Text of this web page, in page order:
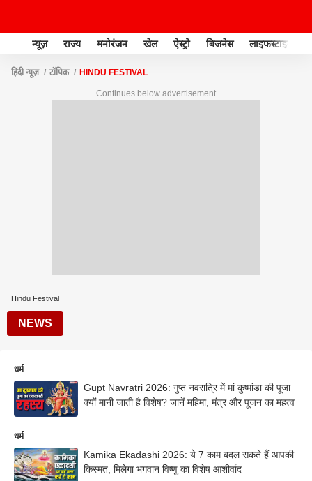
न्यूज़ राज्य मनोरंजन खेल ऐस्ट्रो बिजनेस लाइफस्टाइल
हिंदी न्यूज़ टॉपिक HINDU FESTIVAL
Continues below advertisement
Hindu Festival
NEWS
धर्म
Gupt Navratri 2026: गुप्त नवरात्रि में मां कुष्मांडा की पूजा
क्यों मानी जाती है विशेष? जानें महिमा, मंत्र और पूजन का महत्व
धर्म
Kamika Ekadashi 2026: ये 7 काम बदल सकते हैं आपकी
किस्मत, मिलेगा भगवान विष्णु का विशेष आशीर्वाद